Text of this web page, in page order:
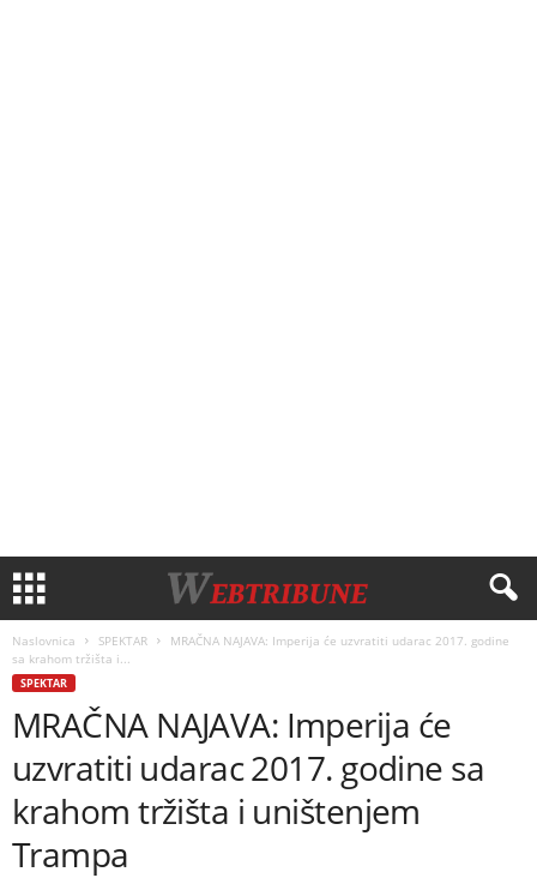
Naslovnica SPEKTAR
MRAČNA NAJAVA: Imperija će uzvratiti udarac 2017. godine
sa krahom tržišta i...
SPEKTAR
MRAČNA NAJAVA: Imperija će
uzvratiti udarac 2017. godine sa
krahom tržišta i uništenjem
Trampa